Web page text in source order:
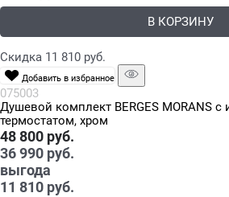
В КОРЗИНУ
Скидка 11 810 руб.
Добавить в избранное
075003
Душевой комплект BERGES MORANS
термостатом, хром
48 800 руб.
36 990 руб.
выгода
11 810 руб.